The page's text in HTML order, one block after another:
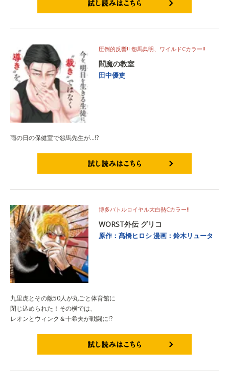
圧倒的反響!! 怨馬典明、ワイルドCカラー!!
閻魔の教室
田中優吏
雨の日の保健室で怨馬先生が…!?
博多バトルロイヤル大白熱Cカラー!!
WORST外伝 グリコ
原作：髙橋ヒロシ漫画：鈴木リュータ
九里虎とその敵50人が丸ごと体育館に
閉じ込められた！その横では、
レオンとウィンク＆十希夫が戦闘に!?